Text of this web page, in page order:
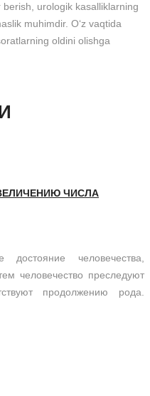
urologik kasalliklarning
muhimdir. O‘z vaqtida
oldini olishga
ЧИСЛА
человечества,
человечество преследуют
продолжению рода.